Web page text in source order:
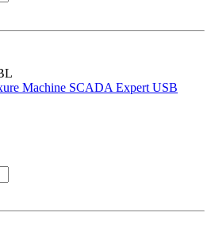
Machine SCADA Expert USB